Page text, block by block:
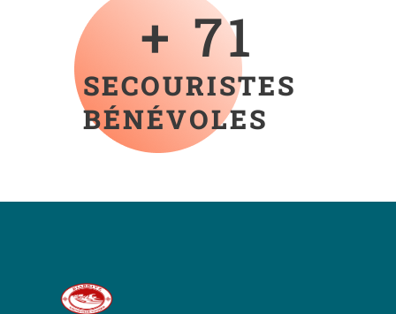
SECOURISTES
BÉNÉVOLES
+ 88